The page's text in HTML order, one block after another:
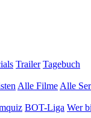
Trailer Tagebuch
Alle Filme Alle
BOT-Liga Wer